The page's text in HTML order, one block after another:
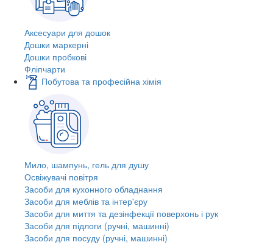
Аксесуари для дошок
Дошки маркерні
Дошки пробкові
Фліпчарти
Побутова та професійна хімія
Мило, шампунь, гель для душу
Освіжувачі повітря
Засоби для кухонного обладнання
Засоби для меблів та інтер'єру
Засоби для миття та дезінфекції поверхонь і рук
Засоби для підлоги (ручні, машинні)
Засоби для посуду (ручні, машинні)